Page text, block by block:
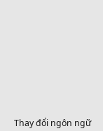
Thay đổi ngôn ngữ